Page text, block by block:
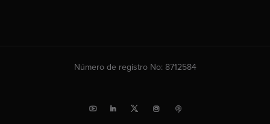
Número de registro No: 8712584